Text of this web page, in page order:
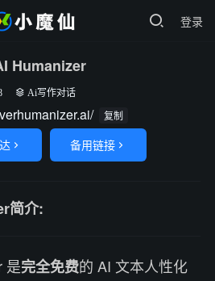
登录
Humanizer
Ai写作对话
复制
 备用链接 
简介:
是完全免费的 AI 文本人性化